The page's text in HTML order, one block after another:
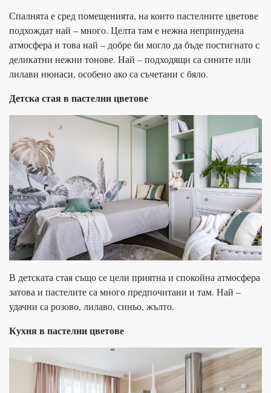
Спалнята е сред помещенията, на които пастелните цветове
подхождат най – много. Целта там е нежна непринудена
атмосфера и това най – добре би могло да бъде постигнато с
деликатни нежни тонове. Най – подходящи са сините или
лилави нюнаси, особено ако са съчетани с бяло.
Детска стая в пастелни цветове
В детската стая също се цели приятна и спокойна атмосфера
затова и пастелите са много предпочитани и там. Най –
удачни са розово, лилаво, синьо, жълто.
Кухня в пастелни цветове